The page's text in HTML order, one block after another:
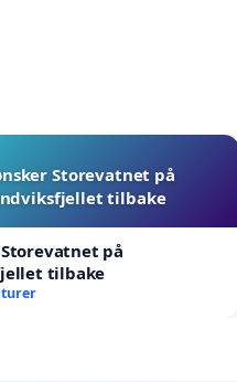
Storevatnet på
tilbake
på
tilbake